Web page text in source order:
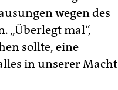
wegen des
„Überlegt mal“,
sollte, eine
in unserer Macht